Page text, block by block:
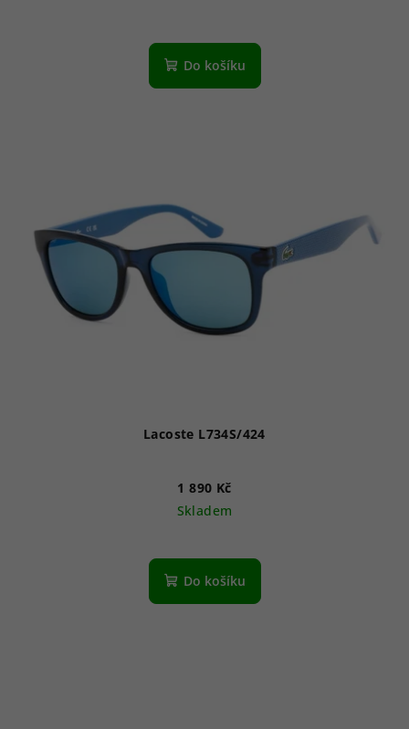
Do košíku
Lacoste L734S/424
1 890 Kč
Skladem
Do košíku